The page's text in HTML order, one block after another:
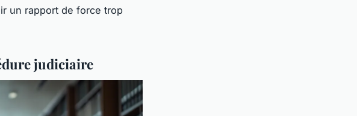
un rapport de force trop
judiciaire